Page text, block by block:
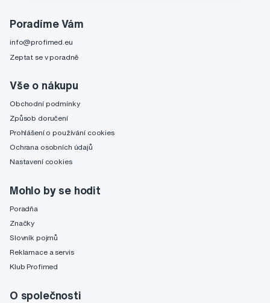
Poradíme Vám
info@profimed.eu
Zeptat se v poradně
Vše o nákupu
Obchodní podmínky
Způsob doručení
Prohlášení o používání cookies
Ochrana osobních údajů
Nastavení cookies
Mohlo by se hodit
Poradňa
Značky
Slovník pojmů
Reklamace a servis
Klub Profimed
O společnosti